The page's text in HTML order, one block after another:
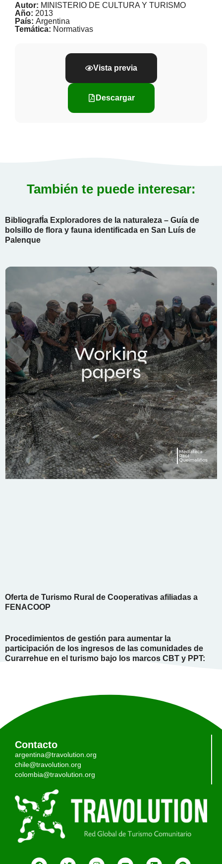
Autor: MINISTERIO DE CULTURA Y TURISMO
Año: 2013
País: Argentina
Temática: Normativas
Vista previa
Descargar
También te puede interesar:
BibliografÍa Exploradores de la naturaleza – Guía de
bolsillo de flora y fauna identificada en San Luís de
Palenque
Oferta de Turismo Rural de Cooperativas afiliadas a
FENACOOP
Procedimientos de gestión para aumentar la
participación de los ingresos de las comunidades de
Curarrehue en el turismo bajo los marcos CBT y PPT:
Contacto
argentina@travolution.org
chile@travolution.org
colombia@travolution.org